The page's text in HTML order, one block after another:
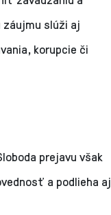
slúži aj
korupcie či
prejavu však
a podlieha aj